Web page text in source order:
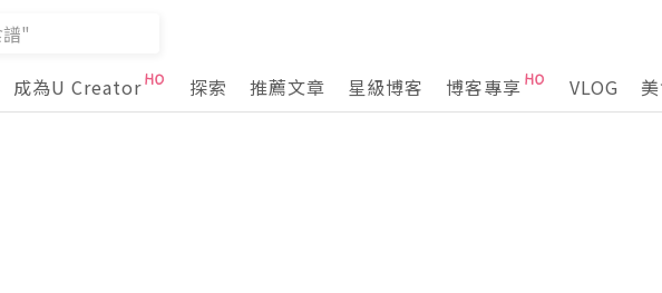
成為U Creator 探索 推薦文章 星級博客 博客專享 VLOG